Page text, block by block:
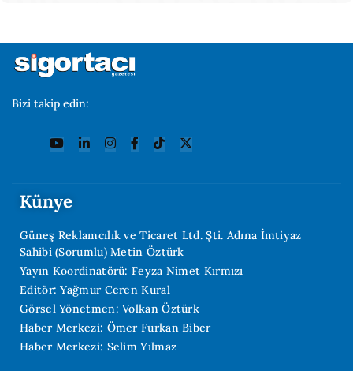
Bizi takip edin:
Künye
Güneş Reklamcılık ve Ticaret Ltd. Şti. Adına İmtiyaz
Sahibi (Sorumlu) Metin Öztürk
Yayın Koordinatörü: Feyza Nimet Kırmızı
Editör: Yağmur Ceren Kural
Görsel Yönetmen: Volkan Öztürk
Haber Merkezi: Ömer Furkan Biber
Haber Merkezi: Selim Yılmaz